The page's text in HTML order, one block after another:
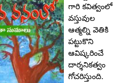
గారి కవిత్వంలో
వస్తువుల
ఆత్మల్ని వెతికి
పట్టుకొని
ఆవిష్కరించే
దార్శనికత్వం
గోచరిస్తుంది.